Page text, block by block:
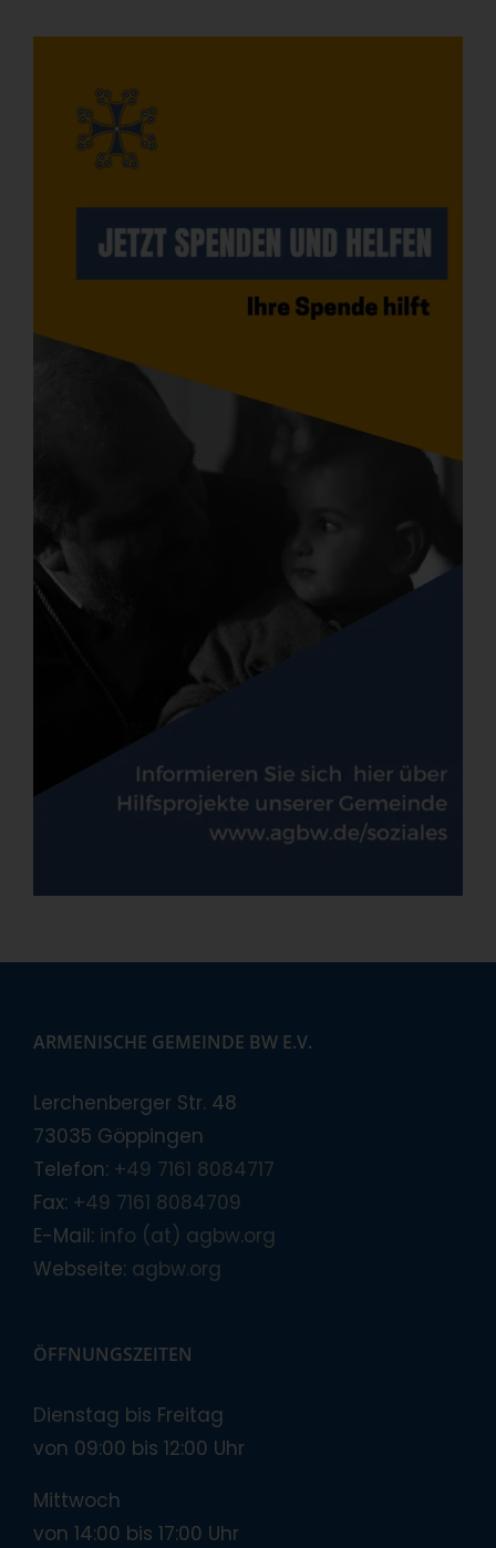
ARMENISCHE GEMEINDE BW E.V.
Lerchenberger Str. 48
73035 Göppingen
Telefon: +49 7161 8084717
Fax: +49 7161 8084709
E-Mail: info (at) agbw.org
Webseite: agbw.org
ÖFFNUNGSZEITEN
Dienstag bis Freitag
von 09:00 bis 12:00 Uhr
Mittwoch
von 14:00 bis 17:00 Uhr